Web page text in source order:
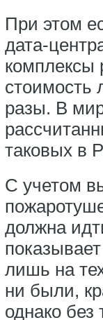
При этом
дата-
комплексы
стоимость
разы. В
таковых в
С учетом
должна
лишь на
ни были,
однако